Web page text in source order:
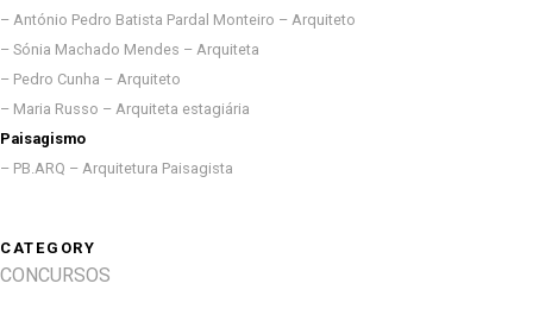
– António Pedro Batista Pardal Monteiro – Arquiteto
– Sónia Machado Mendes – Arquiteta
– Pedro Cunha – Arquiteto
– Maria Russo – Arquiteta estagiária
Paisagismo
– PB.ARQ – Arquitetura Paisagista
CATEGORY
CONCURSOS